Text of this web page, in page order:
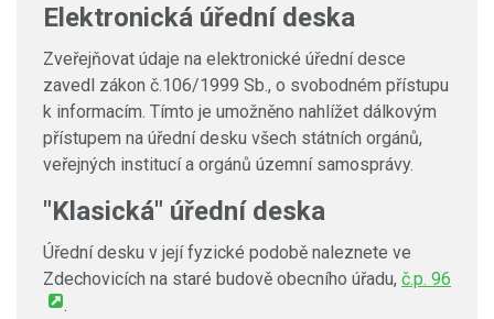
Elektronická úřední deska
Zveřejňovat údaje na elektronické úřední desce
zavedl zákon č.106/1999 Sb., o svobodném přístupu
k informacím. Tímto je umožněno nahlížet dálkovým
přístupem na úřední desku všech státních orgánů,
veřejných institucí a orgánů územní samosprávy.
"Klasická" úřední deska
Úřední desku v její fyzické podobě naleznete ve
Zdechovicích na staré budově obecního úřadu, č.p. 96
.